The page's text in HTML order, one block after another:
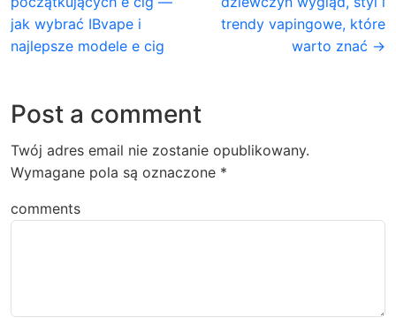
jak wybrać IBvape i
najlepsze modele e cig
trendy vapingowe, które
warto znać →
Post a comment
Twój adres email nie zostanie opublikowany.
Wymagane pola są oznaczone *
comments